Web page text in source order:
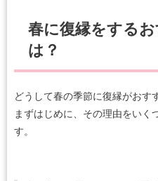
春に復縁をする
は？
どうして春の季節に復縁がおす
まずはじめに、その理由をいく
す。